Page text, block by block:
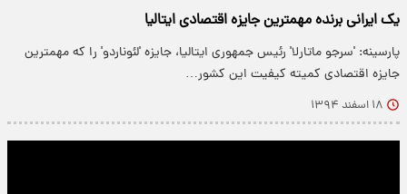
یک ایرانی برنده مهمترین جایزه اقتصادی ایتالیا
پارسینه: 'سرجو ماتارلا' رئیس جمهوری ایتالیا، جایزه 'لئوناردو' را که مهمترین
جایزه اقتصادی کمیته کیفیت این کشور…
۱۸ اسفند ۱۳۹۴